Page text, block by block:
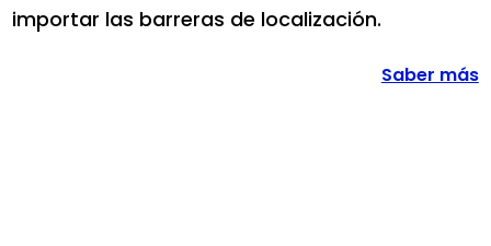
importar las barreras de localización.
Saber más